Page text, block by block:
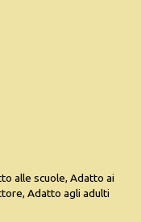
alle scuole, Adatto ai
Adatto agli adulti